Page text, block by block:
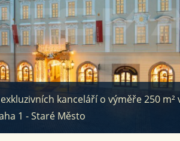
kanceláří o výměře 250 m²
1 - Staré Město